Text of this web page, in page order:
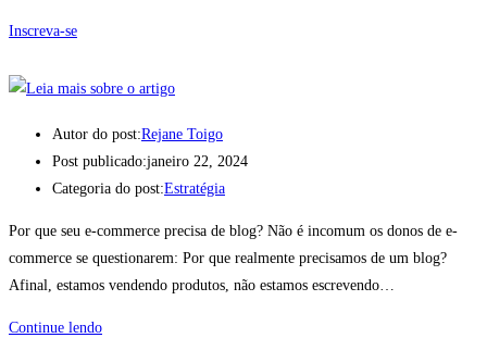
Inscreva-se
Autor do post:Rejane Toigo
Post publicado:janeiro 22, 2024
Categoria do post:Estratégia
Por que seu e-commerce precisa de blog? Não é incomum os donos de e-
commerce se questionarem: Por que realmente precisamos de um blog?
Afinal, estamos vendendo produtos, não estamos escrevendo…
Continue lendo